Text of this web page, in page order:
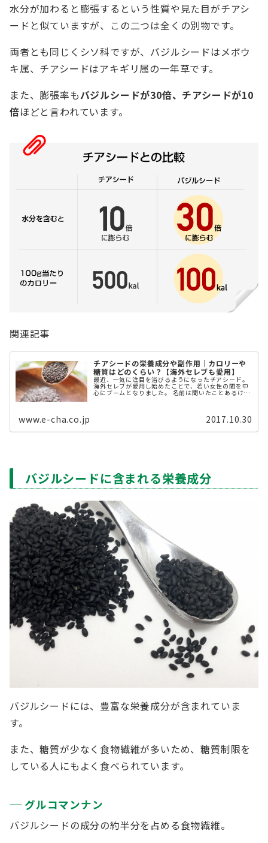
水分が加わると膨張するという性質や見た目がチアシ
ードと似ていますが、この二つは全くの別物です。
両者とも同じくシソ科ですが、バジルシードはメボウ
キ属、チアシードはアキギリ属の一年草です。
また、膨張率もバジルシードが30倍、チアシードが10
倍ほどと言われています。
関連記事
チアシードの栄養成分や副作用｜カロリーや
糖質はどのくらい？【海外セレブも愛用】
最近、一気に注目を浴びるようになったチアシード。
海外セレブが愛用し始めたことで、若い女性の間を中
心にブームとなりました。 名前は聞いたことあるけ
www.e-cha.co.jp 2017.10.30
バジルシードに含まれる栄養成分
バジルシードには、豊富な栄養成分が含まれていま
す。
また、糖質が少なく食物繊維が多いため、糖質制限を
している人にもよく食べられています。
グルコマンナン
バジルシードの成分の約半分を占める食物繊維。